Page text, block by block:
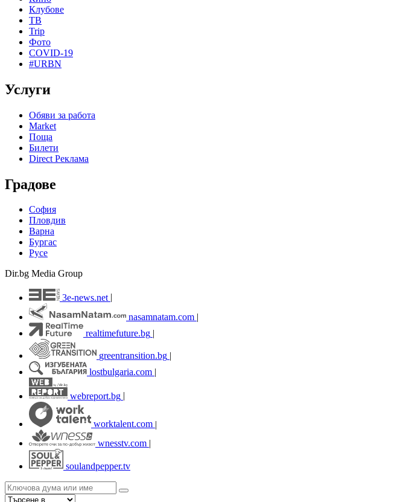
Клубове
ТВ
Trip
Фото
COVID-19
#URBN
Услуги
Обяви за работа
Market
Поща
Билети
Direct Реклама
Градове
София
Пловдив
Варна
Бургас
Русе
Dir.bg Media Group
3e-news.net
nasamnatam.com |
realtimefuture.bg |
greentransition.bg |
lostbulgaria.com |
webreport.bg
worktalent.com |
wnesstv.com |
soulandpepper.tv